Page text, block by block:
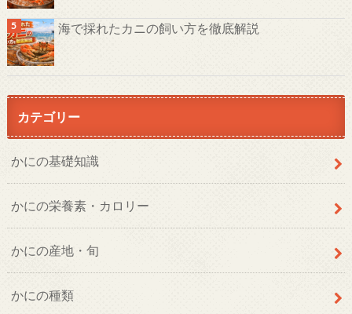
海で採れたカニの飼い方を徹底解説
カテゴリー
かにの基礎知識
かにの栄養素・カロリー
かにの産地・旬
かにの種類